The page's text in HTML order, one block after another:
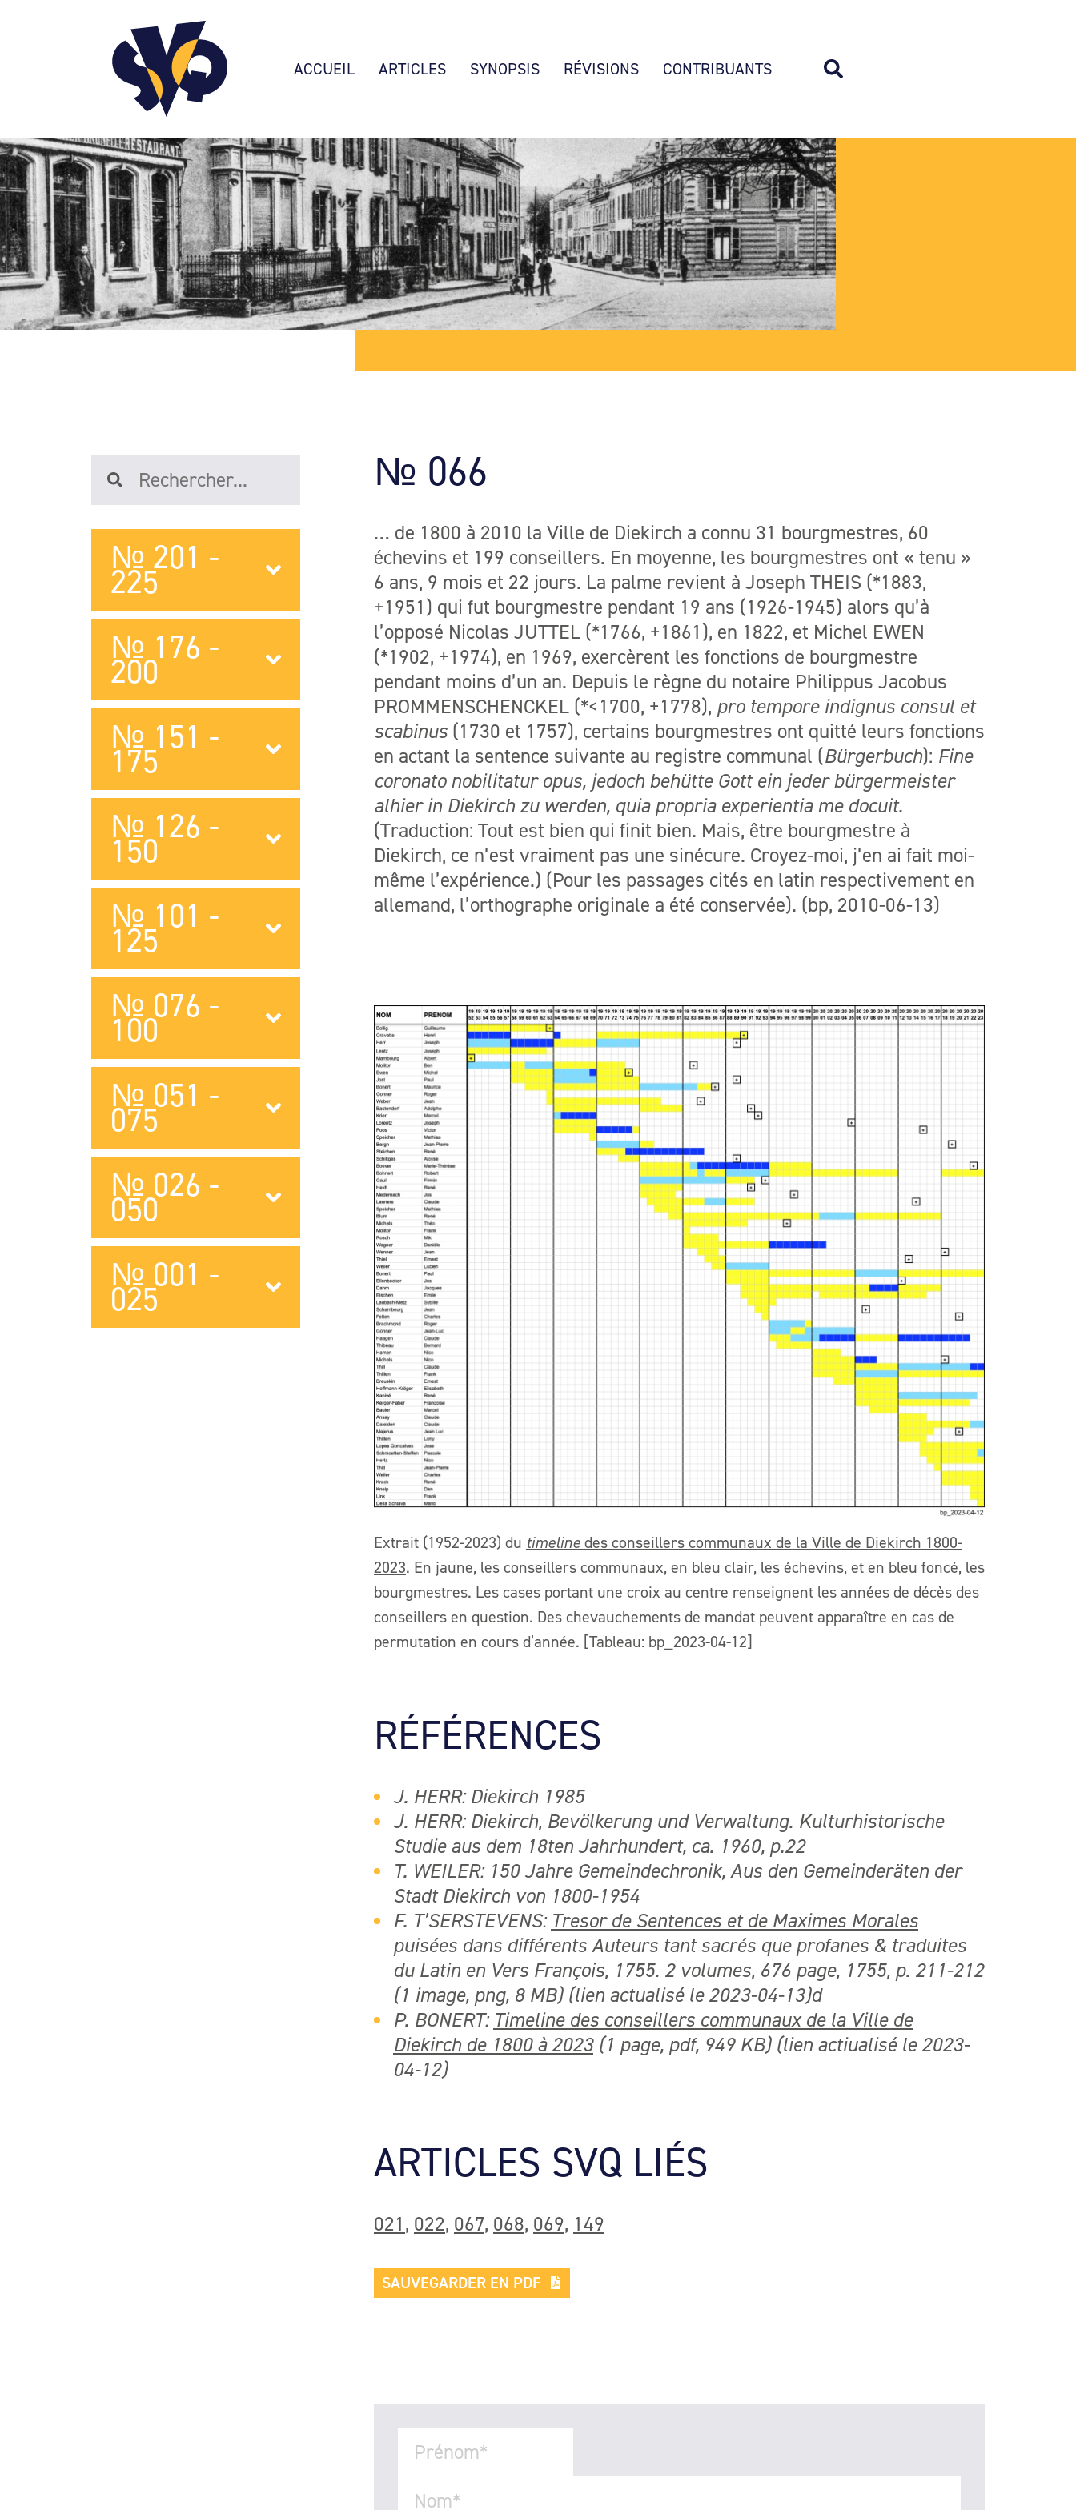
ACCUEIL ARTICLES SYNOPSIS RÉVISIONS CONTRIBUANTS
№ 001 -
025
№ 026 -
050
№ 051 -
075
№ 076 -
100
№ 101 -
125
№ 126 -
150
№ 151 -
175
№ 176 -
200
№ 201 -
225
№ 066
… de 1800 à 2010 la Ville de Diekirch a connu 31 bourgmestres, 60
échevins et 199 conseillers. En moyenne, les bourgmestres ont « tenu »
6 ans, 9 mois et 22 jours. La palme revient à Joseph THEIS (*1883,
+1951) qui fut bourgmestre pendant 19 ans (1926-1945) alors qu’à
l’opposé Nicolas JUTTEL (*1766, +1861), en 1822, et Michel EWEN
(*1902, +1974), en 1969, exercèrent les fonctions de bourgmestre
pendant moins d’un an. Depuis le règne du notaire Philippus Jacobus
PROMMENSCHENCKEL (*<1700, +1778), pro tempore indignus consul et
scabinus (1730 et 1757), certains bourgmestres ont quitté leurs fonctions
en actant la sentence suivante au registre communal (Bürgerbuch): Fine
coronato nobilitatur opus, jedoch behütte Gott ein jeder bürgermeister
alhier in Diekirch zu werden, quia propria experientia me docuit.
(Traduction: Tout est bien qui finit bien. Mais, être bourgmestre à
Diekirch, ce n’est vraiment pas une sinécure. Croyez-moi, j’en ai fait moi-
même l’expérience.) (Pour les passages cités en latin respectivement en
allemand, l’orthographe originale a été conservée). (bp, 2010-06-13)
Extrait (1952-2023) du timelinedes conseillers communaux de la Ville de Diekirch 1800-
2023. En jaune, les conseillers communaux, en bleu clair, les échevins, et en bleu foncé, les
bourgmestres. Les cases portant une croix au centre renseignent les années de décès des
conseillers en question. Des chevauchements de mandat peuvent apparaître en cas de
permutation en cours d’année. [Tableau: bp_2023-04-12]
RÉFÉRENCES
J. HERR: Diekirch 1985
J. HERR: Diekirch, Bevölkerung und Verwaltung. Kulturhistorische
Studie aus dem 18ten Jahrhundert, ca. 1960, p.22
T. WEILER: 150 Jahre Gemeindechronik, Aus den Gemeinderäten der
Stadt Diekirch von 1800-1954
F. T’SERSTEVENS: Tresor de Sentences et de Maximes Morales
puisées dans différents Auteurs tant sacrés que profanes & traduites
du Latin en Vers François, 1755. 2 volumes, 676 page, 1755, p. 211-212
(1 image, png, 8 MB) (lien actualisé le 2023-04-13)d
P. BONERT: Timeline des conseillers communaux de la Ville de
Diekirch de 1800 à 2023(1 page, pdf, 949 KB) (lien actiualisé le 2023-
04-12)
ARTICLES SVQ LIÉS
021, 022, 067, 068, 069, 149
SAUVEGARDER EN PDF
Prénom*
Nom*